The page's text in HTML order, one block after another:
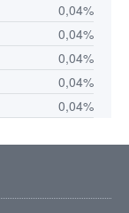
0,04%
0,04%
0,04%
0,04%
0,04%